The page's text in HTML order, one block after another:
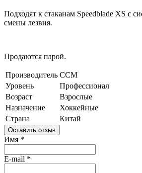
Подходят к стаканам Speedblade XS с
смены лезвия.
Продаются парой.
Производитель CCM
Уровень
Профессионал
Возраст
Взрослые
Назначение
Хоккейные
Страна
Китай
Оставить отзыв
Имя *
E-mail *